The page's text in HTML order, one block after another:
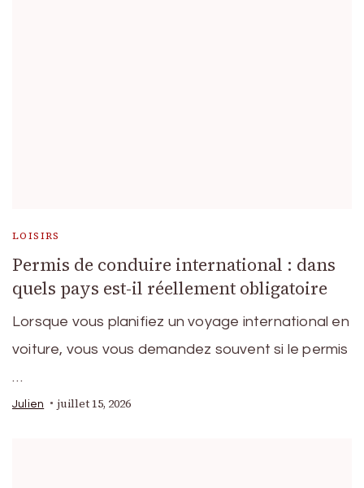
LOISIRS
Permis de conduire international : dans
quels pays est-il réellement obligatoire
Lorsque vous planifiez un voyage international en
voiture, vous vous demandez souvent si le permis
…
Julien juillet 15, 2026